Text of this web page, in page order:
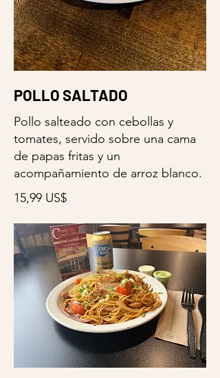
POLLO SALTADO
Pollo salteado con cebollas y
tomates, servido sobre una cama
de papas fritas y un
acompañamiento de arroz blanco.
15,99 US$